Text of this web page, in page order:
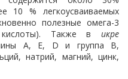
10 % легкоусваиваемых
полезные омега-3
кислоты). Также в икре
А, Е, D и группа В,
натрий, магний, цинк,